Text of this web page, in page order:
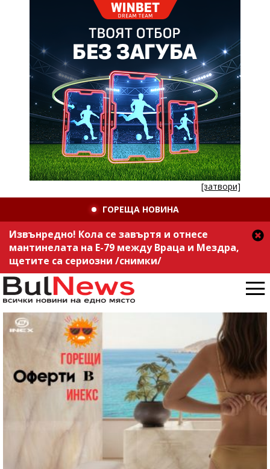
[затвори]
ГОРЕЩА НОВИНА
Извънредно! Кола се завъртя и отнесе
мантинелата на Е-79 между Враца и Мездра,
щетите са сериозни /снимки/